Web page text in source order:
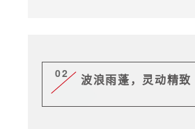
02 波浪雨蓬，灵动精致